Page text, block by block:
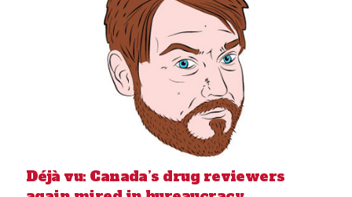
Déjà vu: Canada’s drug reviewers